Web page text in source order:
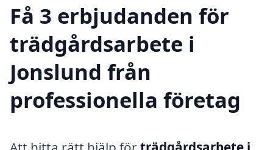
Få 3 erbjudanden för
trädgårdsarbete i
Jonslund från
professionella företag